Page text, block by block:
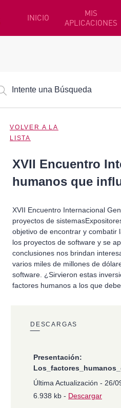
INICIO
MIS
APLICACIONES